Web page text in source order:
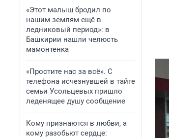
«Этот малыш бродил по
нашим землям ещё в
ледниковый период»: в
Башкирии нашли челюсть
мамонтенка
«Простите нас за всё». С
телефона исчезнувшей в тайге
семьи Усольцевых пришло
леденящее душу сообщение
Кому признаются в любви, а
кому разобьют сердце: